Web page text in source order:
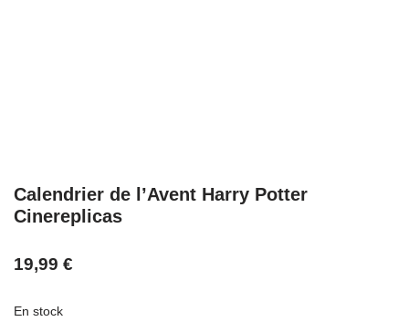
Calendrier de l’Avent Harry Potter
Cinereplicas
19,99 €
En stock